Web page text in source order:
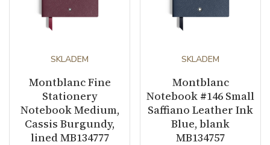
SKLADEM
Montblanc Fine
Stationery
Notebook Medium,
Cassis Burgundy,
lined MB134777
SKLADEM
Montblanc
Notebook #146 Small
Saffiano Leather Ink
Blue, blank
MB134757